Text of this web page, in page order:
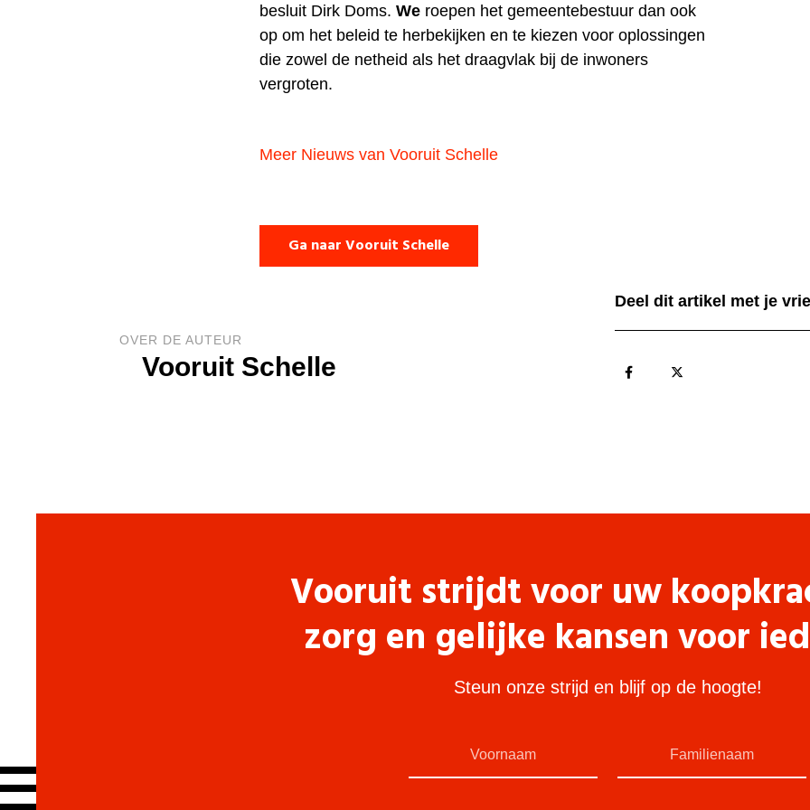
besluit Dirk Doms.We roepen het gemeentebestuur dan ook
op om het beleid te herbekijken en te kiezen voor oplossingen
die zowel de netheid als het draagvlak bij de inwoners
vergroten.
Meer Nieuws van Vooruit Schelle
Ga naar Vooruit Schelle
OVER DE AUTEUR
Vooruit Schelle
Deel dit artikel met je
Vooruit strijdt voor uw
zorg en gelijke kansen voor
Steun onze strijd en blijf op de hoogte!